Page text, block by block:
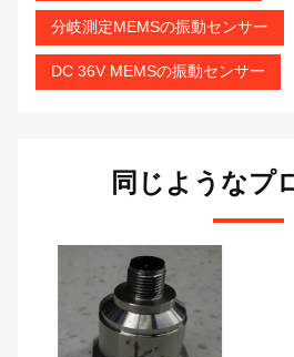
分岐測定MEMSの振動センサー
DC 36V MEMSの振動センサー
同じようなプ